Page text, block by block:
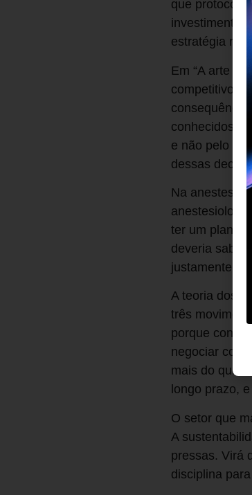
que
investimento.
estratégia
Em “A arte
competitivos,
conhecidos.
e não pelo
dessas
Na
ter um plano
deveria saber
justamente
A teoria dos
três
porque
negociar com
mais do que
longo prazo,
O setor que
A
pressas. Virá
disciplina